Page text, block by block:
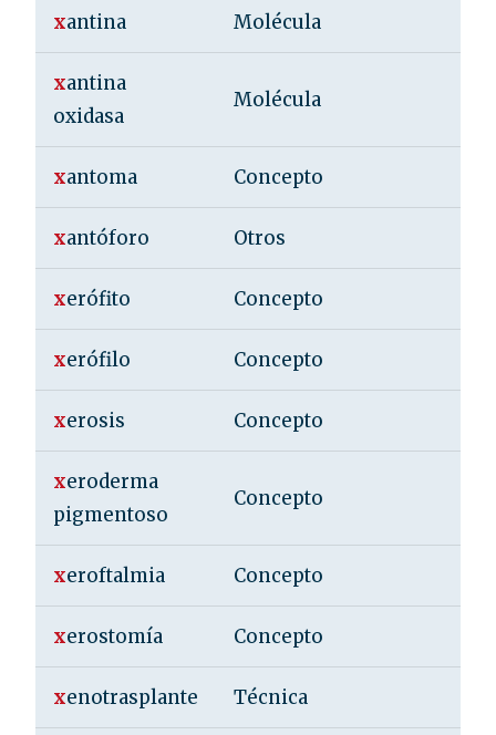
xantina Molécula
xantina
oxidasa
Molécula
xantoma Concepto
xantóforo Otros
xerófito Concepto
xerófilo Concepto
xerosis Concepto
xeroderma
pigmentoso
Concepto
xeroftalmia Concepto
xerostomía Concepto
xenotrasplante Técnica